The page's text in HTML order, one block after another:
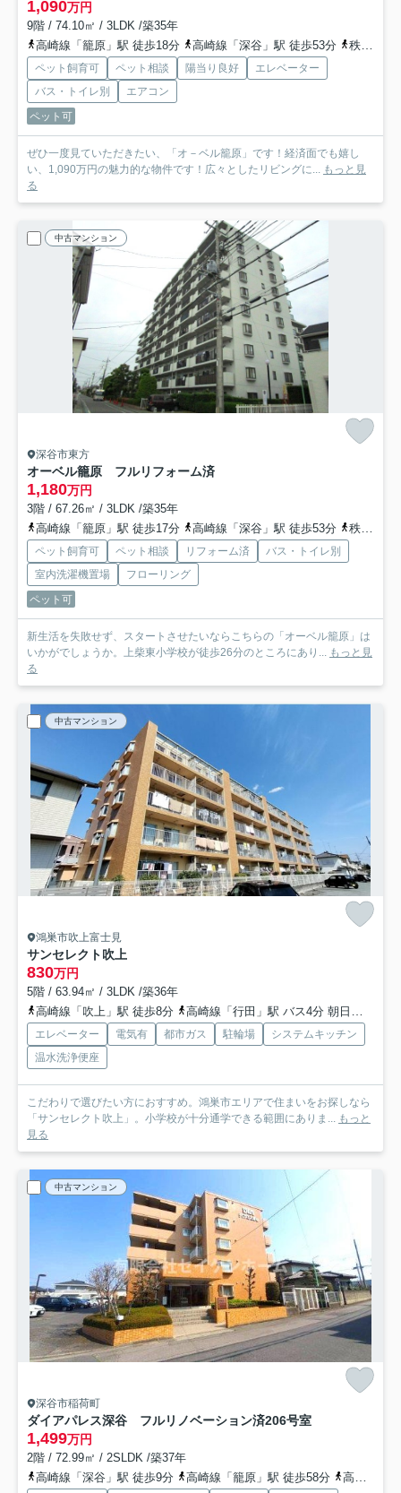
1,090万円
9階 / 74.10㎡ / 3LDK /築35年
高崎線「籠原」駅 徒歩18分
高崎線「深谷」駅 徒歩53分 秩父鉄道「石原」駅 徒歩78分
ペット飼育可 ペット相談 陽当り良好
エレベーター
バス・トイレ別
エアコン
ペット可
ぜひ一度見ていただきたい、「オ－ベル籠原」です！経済面でも嬉し
い、1,090万円の魅力的な物件です！広々としたリビングに... もっと見
る
中古マンション
深谷市東方
オーベル籠原 フルリフォーム済
1,180万円
3階 / 67.26㎡ / 3LDK /築35年
高崎線「籠原」駅 徒歩17分
高崎線「深谷」駅 徒歩53分 秩父鉄道「大麻生」駅 バス14分 埼玉県熊谷市「籠原保育所」 停歩9分
ペット飼育可 ペット相談 リフォーム済
バス・トイレ別
室内洗濯機置場
フローリング
ペット可
新生活を失敗せず、スタートさせたいならこちらの「オーベル籠原」は
いかがでしょうか。上柴東小学校が徒歩26分のところにあり... もっと見
る
中古マンション
鴻巣市吹上富士見
サンセレクト吹上
830万円
5階 / 63.94㎡ / 3LDK /築36年
高崎線「吹上」駅 徒歩8分
高崎線「行田」駅 バス4分 朝日バス「吹上駅」 停歩9分
エレベーター 電気有 都市ガス 駐輪場
システムキッチン
温水洗浄便座
こだわりで選びたい方におすすめ。鴻巣市エリアで住まいをお探しなら
「サンセレクト吹上」。小学校が十分通学できる範囲にありま... もっと
見る
中古マンション
深谷市稲荷町
ダイアパレス深谷 フルリノベーション済206号室
1,499万円
2階 / 72.99㎡ / 2SLDK /築37年
高崎線「深谷」駅 徒歩9分
高崎線「籠原」駅 徒歩58分 高崎線「岡部」駅 徒歩68分